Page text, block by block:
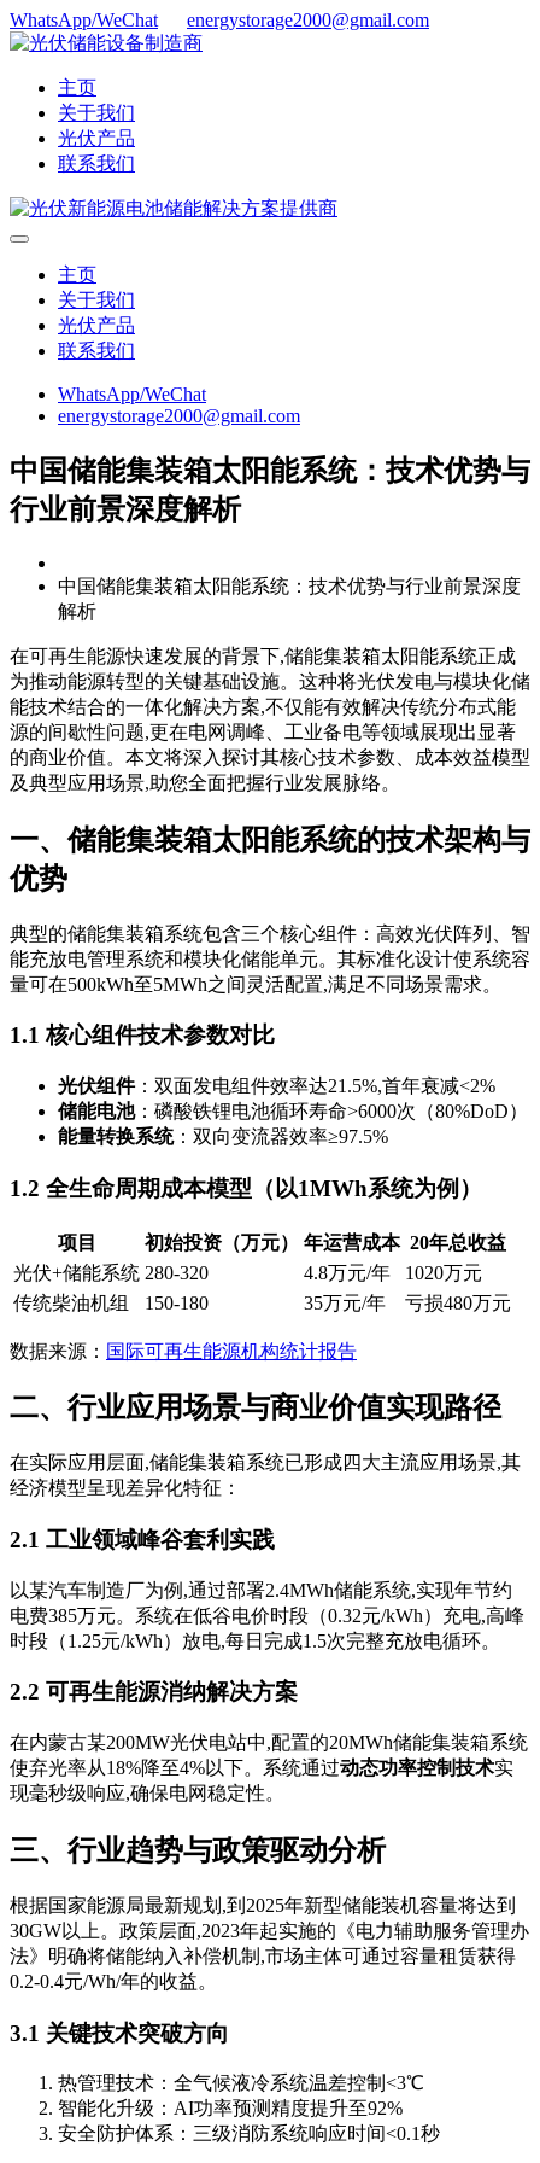
WhatsApp/WeChat energystorage2000@gmail.com
主页
关于我们
光伏产品
联系我们
主页
关于我们
光伏产品
联系我们
WhatsApp/WeChat
energystorage2000@gmail.com
中国储能集装箱太阳能系统：技术优势与
行业前景深度解析
中国储能集装箱太阳能系统：技术优势与行业前景深度
解析
在可再生能源快速发展的背景下,储能集装箱太阳能系统正成
为推动能源转型的关键基础设施。这种将光伏发电与模块化储
能技术结合的一体化解决方案,不仅能有效解决传统分布式能
源的间歇性问题,更在电网调峰、工业备电等领域展现出显著
的商业价值。本文将深入探讨其核心技术参数、成本效益模型
及典型应用场景,助您全面把握行业发展脉络。
一、储能集装箱太阳能系统的技术架构与
优势
典型的储能集装箱系统包含三个核心组件：高效光伏阵列、智
能充放电管理系统和模块化储能单元。其标准化设计使系统容
量可在500kWh至5MWh之间灵活配置,满足不同场景需求。
1.1 核心组件技术参数对比
光伏组件：双面发电组件效率达21.5%,首年衰减<2%
储能电池：磷酸铁锂电池循环寿命>6000次（80%DoD）
能量转换系统：双向变流器效率≥97.5%
1.2 全生命周期成本模型（以1MWh系统为例）
项目 初始投资（万元） 年运营成本 20年总收益
光伏+储能系统 280-320 4.8万元/年
1020万元
传统柴油机组
150-180 35万元/年 亏损480万元
数据来源： 国际可再生能源机构统计报告
二、行业应用场景与商业价值实现路径
在实际应用层面,储能集装箱系统已形成四大主流应用场景,其
经济模型呈现差异化特征：
2.1 工业领域峰谷套利实践
以某汽车制造厂为例,通过部署2.4MWh储能系统,实现年节约
电费385万元。系统在低谷电价时段（0.32元/kWh）充电,高峰
时段（1.25元/kWh）放电,每日完成1.5次完整充放电循环。
2.2 可再生能源消纳解决方案
在内蒙古某200MW光伏电站中,配置的20MWh储能集装箱系统
使弃光率从18%降至4%以下。系统通过动态功率控制技术实
现毫秒级响应,确保电网稳定性。
三、行业趋势与政策驱动分析
根据国家能源局最新规划,到2025年新型储能装机容量将达到
30GW以上。政策层面,2023年起实施的《电力辅助服务管理办
法》明确将储能纳入补偿机制,市场主体可通过容量租赁获得
0.2-0.4元/Wh/年的收益。
3.1 关键技术突破方向
热管理技术：全气候液冷系统温差控制<3℃
智能化升级：AI功率预测精度提升至92%
安全防护体系：三级消防系统响应时间<0.1秒